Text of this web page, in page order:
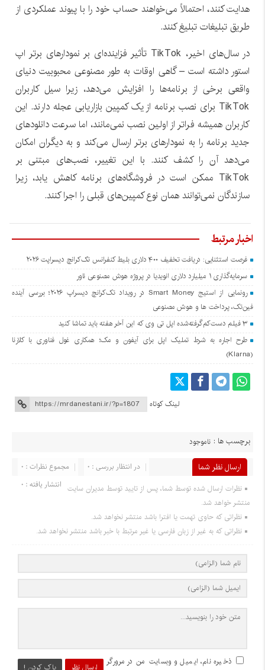
هدایت کنند، احتمالاً می‌خواهند حساب خود را با پیوند عملکردی از
طریق تبلیغات تبلیغ کنند.
در سال‌های اخیر، TikTok تأثیر فزاینده‌ای بر نمودارهای برتر اپ
استور داشته است – گاهی اوقات به طور مصنوعی محبوبیت دنیای
واقعی برخی از برنامه‌ها را افزایش می‌دهد، زیرا سیل کاربران
TikTok برای نصب برنامه از یک کمپین بازاریابی عجله دارند. این
کاربران همیشه فراتر از اولین نصب نمی‌مانند، اما سرعت دانلودهای
جدید برنامه را به نمودارهای برتر ارسال می‌کند و به دیگران امکان
می‌دهد آن را کشف کنند. با این تغییر، نصب‌های مبتنی بر
TikTok ممکن است در فروشگاه‌های برنامه کاهش یابد، زیرا
سازندگان نمی‌توانند همان نوع کمپین‌های قبلی را اجرا کنند.
اخبار مرتبط
فرصت استثنایی: دریافت تخفیف ۴۰۰ دلاری بلیط کنفرانس تک‌کرانچ دیسراپت ۲۰۲۶
سرمایه‌گذاری ۱ میلیارد دلاری انویدیا در پروژه هوش مصنوعی ناور
رونمایی از استیج Smart Money در رویداد تک‌کرانچ دیسراپ ۲۰۲۶؛ بررسی آینده
فین‌تک، پرداخت‌ ها و هوش مصنوعی
۳ فیلم دست‌کم‌گرفته‌شده اپل تی وی که این آخر هفته باید تماشا کنید
طرح اجاره به شرط تملیک اپل برای آیفون و مک؛ همکاری غول فناوری با کلارنا
(Klarna)
لینک کوتاه
برچسب ها : ناموجود
ارسال نظر شما مجموع نظرات : 0
در انتظار بررسی : 0
انتشار یافته : 0 نظرات ارسال شده توسط شما، پس از تایید توسط مدیران سایت
منتشر خواهد شد.
نظراتی که حاوی تهمت یا افترا باشد منتشر نخواهد شد.
نظراتی که به غیر از زبان فارسی یا غیر مرتبط با خبر باشد منتشر نخواهد شد.
ارسال نظر پاک کردن !
ذخیره نام، ایمیل و وبسایت من در مرورگر